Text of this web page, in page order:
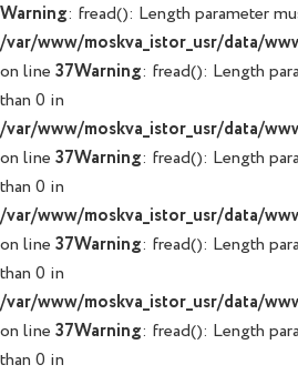
Warning: fread(): Length parameter
/var/www/moskva_istor_usr/data/
on line 37Warning: fread(): Length
than 0 in
/var/www/moskva_istor_usr/data/
on line 37Warning: fread(): Length
than 0 in
/var/www/moskva_istor_usr/data/
on line 37Warning: fread(): Length
than 0 in
/var/www/moskva_istor_usr/data/
on line 37Warning: fread(): Length
than 0 in